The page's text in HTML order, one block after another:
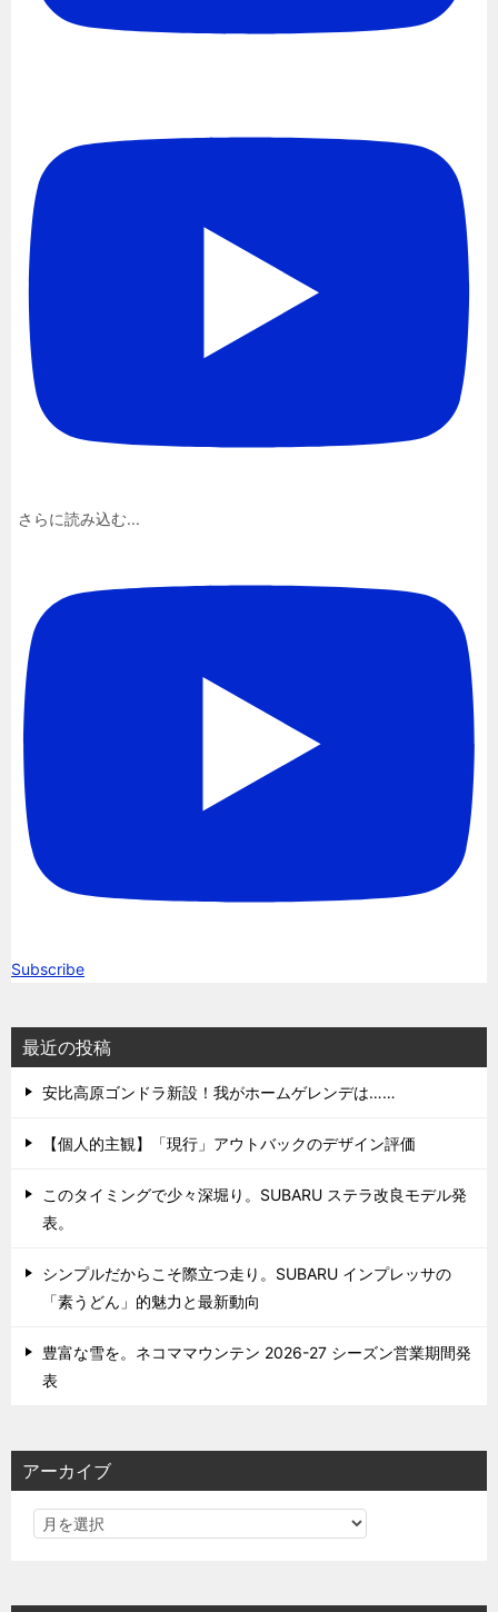
さらに読み込む...
Subscribe
最近の投稿
安比高原ゴンドラ新設！我がホームゲレンデは……
【個人的主観】「現行」アウトバックのデザイン評価
このタイミングで少々深堀り。SUBARU ステラ改良モデル発
表。
シンプルだからこそ際立つ走り。SUBARU インプレッサの
「素うどん」的魅力と最新動向
豊富な雪を。ネコママウンテン 2026-27 シーズン営業期間発
表
アーカイブ